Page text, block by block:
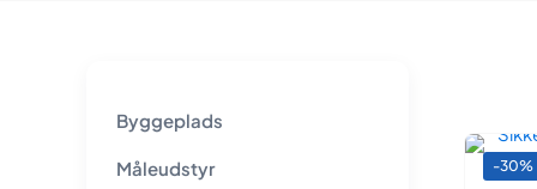
-30%
Byggeplads
Måleudstyr